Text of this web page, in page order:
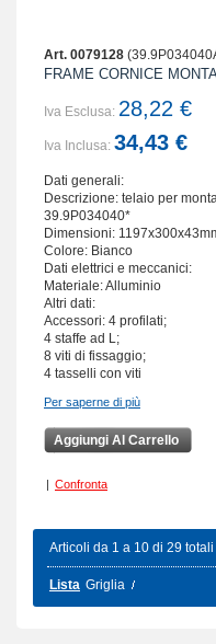
Art. 0079128
FRAME CORNICE
Iva Esclusa: 28,22 €
Iva Inclusa: 34,43 €
Dati generali:
Descrizione: telaio per
39.9P034040*
Dimensioni:
Colore: Bianco
Dati elettrici e meccanici:
Materiale: Alluminio
Altri dati:
Accessori: 4 profilati;
4 staffe ad L;
8 viti di fissaggio;
4 tasselli con viti
Per saperne di più
Aggiungi Al Carrello
| Confronta
Articoli da 1 a 10 di 29 totali
Lista Griglia